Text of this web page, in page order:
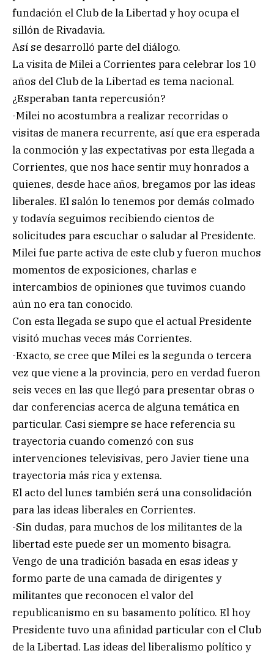
fundación el Club de la Libertad y hoy ocupa el
sillón de Rivadavia.
Así se desarrolló parte del diálogo.
La visita de Milei a Corrientes para celebrar los 10
años del Club de la Libertad es tema nacional.
¿Esperaban tanta repercusión?
-Milei no acostumbra a realizar recorridas o
visitas de manera recurrente, así que era esperada
la conmoción y las expectativas por esta llegada a
Corrientes, que nos hace sentir muy honrados a
quienes, desde hace años, bregamos por las ideas
liberales. El salón lo tenemos por demás colmado
y todavía seguimos recibiendo cientos de
solicitudes para escuchar o saludar al Presidente.
Milei fue parte activa de este club y fueron muchos
momentos de exposiciones, charlas e
intercambios de opiniones que tuvimos cuando
aún no era tan conocido.
Con esta llegada se supo que el actual Presidente
visitó muchas veces más Corrientes.
-Exacto, se cree que Milei es la segunda o tercera
vez que viene a la provincia, pero en verdad fueron
seis veces en las que llegó para presentar obras o
dar conferencias acerca de alguna temática en
particular. Casi siempre se hace referencia su
trayectoria cuando comenzó con sus
intervenciones televisivas, pero Javier tiene una
trayectoria más rica y extensa.
El acto del lunes también será una consolidación
para las ideas liberales en Corrientes.
-Sin dudas, para muchos de los militantes de la
libertad este puede ser un momento bisagra.
Vengo de una tradición basada en esas ideas y
formo parte de una camada de dirigentes y
militantes que reconocen el valor del
republicanismo en su basamento político. El hoy
Presidente tuvo una afinidad particular con el Club
de la Libertad. Las ideas del liberalismo político y